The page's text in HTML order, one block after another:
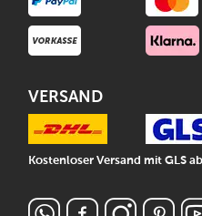
VERSAND
Kostenloser Versand mit GLS